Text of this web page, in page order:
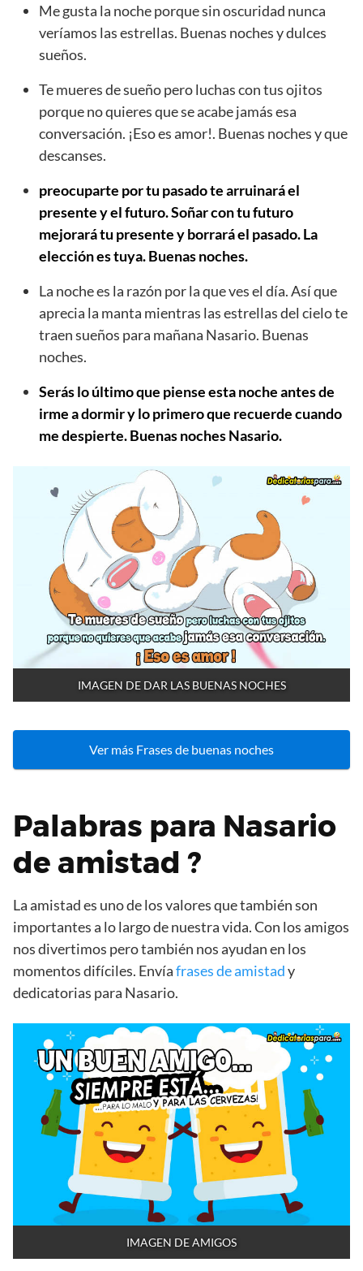
Me gusta la noche porque sin oscuridad nunca
veríamos las estrellas. Buenas noches y dulces
sueños.
Te mueres de sueño pero luchas con tus ojitos
porque no quieres que se acabe jamás esa
conversación. ¡Eso es amor!. Buenas noches y que
descanses.
preocuparte por tu pasado te arruinará el
presente y el futuro. Soñar con tu futuro
mejorará tu presente y borrará el pasado. La
elección es tuya. Buenas noches.
La noche es la razón por la que ves el día. Así que
aprecia la manta mientras las estrellas del cielo te
traen sueños para mañana Nasario. Buenas
noches.
Serás lo último que piense esta noche antes de
irme a dormir y lo primero que recuerde cuando
me despierte. Buenas noches Nasario.
IMAGEN DE DAR LAS BUENAS NOCHES
Ver más Frases de buenas noches
Palabras para Nasario
de amistad ?
La amistad es uno de los valores que también son
importantes a lo largo de nuestra vida. Con los amigos
nos divertimos pero también nos ayudan en los
momentos difíciles. Envíafrases de amistady
dedicatorias para Nasario.
IMAGEN DE AMIGOS